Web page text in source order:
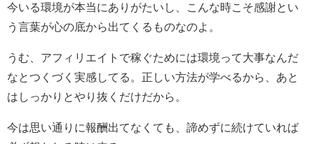
今いる環境が本当にありがたいし、こんな時こそ感謝とい
う言葉が心の底から出てくるものなのよ。
うむ、アフィリエイトで稼ぐためには環境って大事なんだ
なとつくづく実感してる。正しい方法が学べるから、あと
はしっかりとやり抜くだけだから。
今は思い通りに報酬出てなくても、諦めずに続けていれば